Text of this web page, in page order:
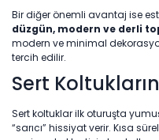
Bir diğer önemli avantaj ise
düzgün, modern ve derli
modern ve minimal
tercih edilir.
Sert
Sert koltuklar ilk oturuşta
“sarıcı” hissiyat verir. Kısa